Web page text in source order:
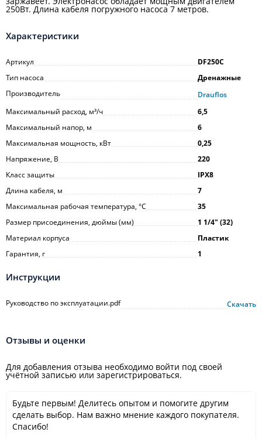
250Вт. Длина кабеля погружного насоса 7 метров.
Характеристики
Артикул
DF250C
Тип насоса
Дренажные
Производитель
Drauflos
Максимальный расход, м³/ч
6,5
Максимальный напор, м
6
Максимальная мощность, кВт
0,25
Напряжение, В
220
Класс защиты
IPX8
Длина кабеля, м
7
Максимальная рабочая температура, °С
35
Размер присоединения, дюймы (мм)
1 1/4ʺ (32)
Материал корпуса
Пластик
Гарантия, г
1
Инструкции
Руководство по эксплуатации.pdf Скачать
Отзывы и оценки
Для добавления отзыва необходимо войти под своей
учётной записью или зарегистрироваться.
Будьте первым! Делитесь опытом и помогите другим
сделать выбор. Нам важно мнение каждого покупателя.
Спасибо!